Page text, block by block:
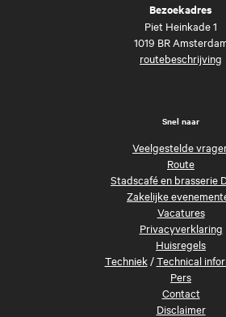
Bezoekadres
Piet Heinkade 1
1019 BR
routebeschrijving
Snel naar
Veelgestelde
Route
Stadscafé en brasserie
Zakelijke
Vacatures
Privacyverklaring
Huisregels
Techniek/Technical
Pers
Contact
Disclaimer